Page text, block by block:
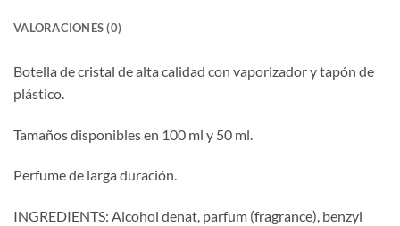
VALORACIONES (0)
Botella de cristal de alta calidad con vaporizador y tapón de
plástico.
Tamaños disponibles en 100 ml y 50 ml.
Perfume de larga duración.
INGREDIENTS: Alcohol denat, parfum (fragrance), benzyl